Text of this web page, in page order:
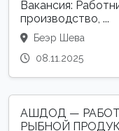
Вакансия:
производство, ...
Беэр Шева
08.11.2025
АШДОД —
РЫБНОЙ